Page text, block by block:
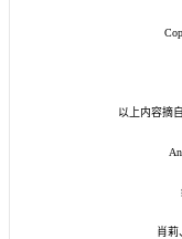
以上内容摘
肖莉